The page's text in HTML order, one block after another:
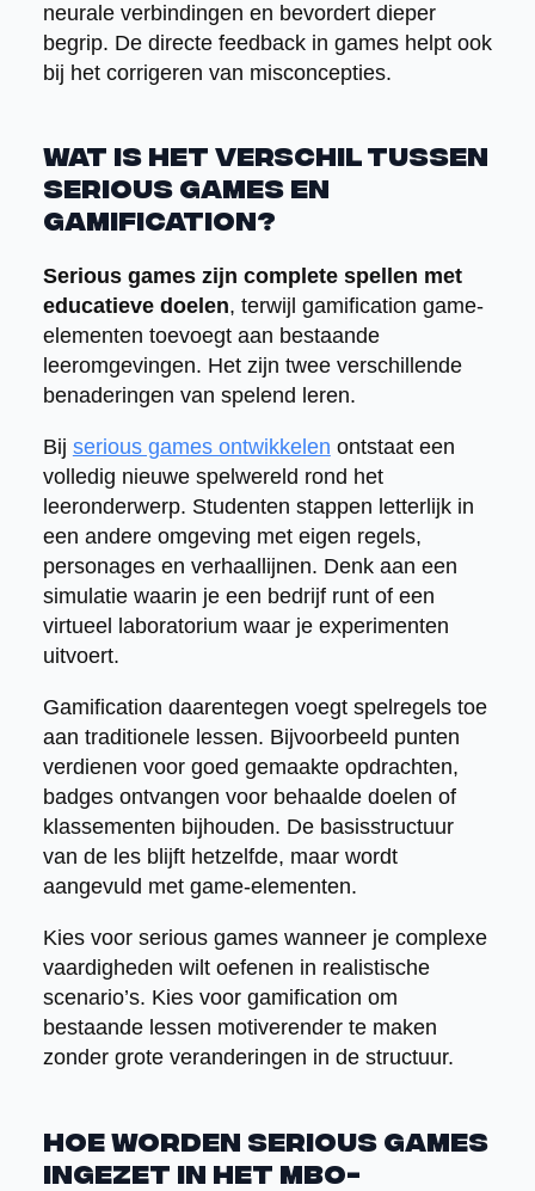
neurale verbindingen en bevordert dieper
begrip. De directe feedback in games helpt ook
bij het corrigeren van misconcepties.
Wat is het verschil tussen
serious games en
gamification?
Serious games zijn complete spellen met
educatieve doelen, terwijl gamification game-
elementen toevoegt aan bestaande
leeromgevingen. Het zijn twee verschillende
benaderingen van spelend leren.
Bij serious games ontwikkelen ontstaat een
volledig nieuwe spelwereld rond het
leeronderwerp. Studenten stappen letterlijk in
een andere omgeving met eigen regels,
personages en verhaallijnen. Denk aan een
simulatie waarin je een bedrijf runt of een
virtueel laboratorium waar je experimenten
uitvoert.
Gamification daarentegen voegt spelregels toe
aan traditionele lessen. Bijvoorbeeld punten
verdienen voor goed gemaakte opdrachten,
badges ontvangen voor behaalde doelen of
klassementen bijhouden. De basisstructuur
van de les blijft hetzelfde, maar wordt
aangevuld met game-elementen.
Kies voor serious games wanneer je complexe
vaardigheden wilt oefenen in realistische
scenario’s. Kies voor gamification om
bestaande lessen motiverender te maken
zonder grote veranderingen in de structuur.
Hoe worden serious games
ingezet in het mbo-